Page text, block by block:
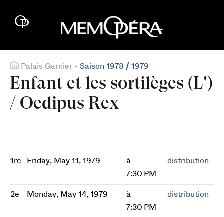
Palais Garnier - Saison 1978 / 1979
Enfant et les sortilèges (L')
/ Oedipus Rex
1re Friday, May 11, 1979
à
7:30 PM
distribution
2e Monday, May 14, 1979
à
7:30 PM
distribution